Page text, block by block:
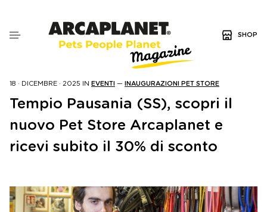
SHOP
18 · DICEMBRE · 2025 IN EVENTI — INAUGURAZIONI PET STORE
Tempio Pausania (SS), scopri il
nuovo Pet Store Arcaplanet e
ricevi subito il 30% di sconto